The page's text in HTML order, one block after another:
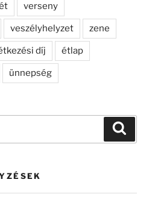
verseny
veszélyhelyzet zene
díj étlap
ünnepség